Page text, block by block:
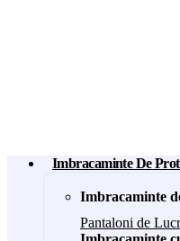
Imbracaminte De
Imbracaminte
Pantaloni de